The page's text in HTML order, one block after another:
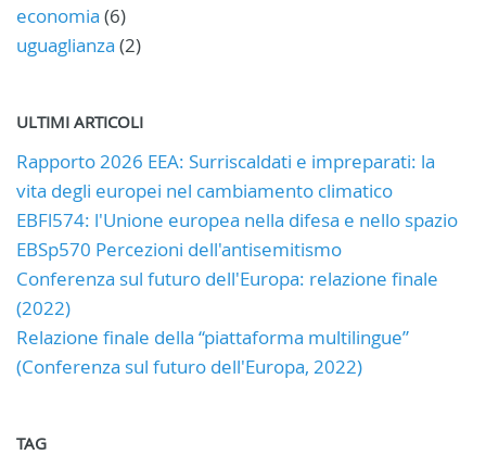
economia (6)
uguaglianza (2)
ULTIMI ARTICOLI
Rapporto 2026 EEA: Surriscaldati e impreparati: la
vita degli europei nel cambiamento climatico
EBFl574: l'Unione europea nella difesa e nello spazio
EBSp570 Percezioni dell'antisemitismo
Conferenza sul futuro dell'Europa: relazione finale
(2022)
Relazione finale della “piattaforma multilingue”
(Conferenza sul futuro dell'Europa, 2022)
TAG